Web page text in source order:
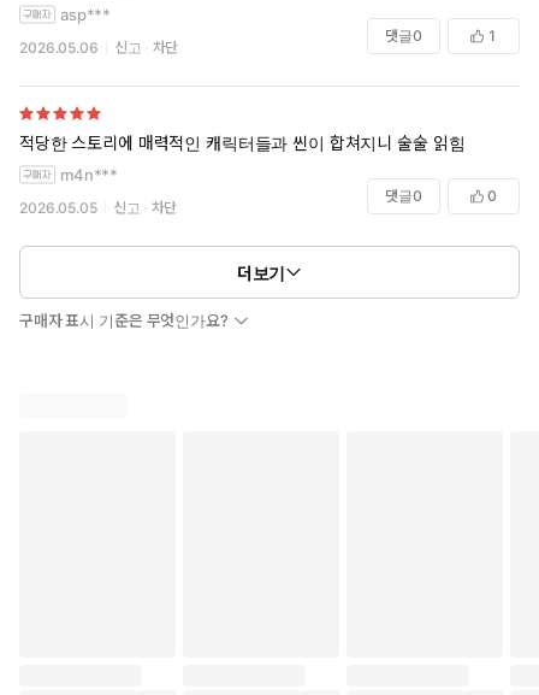
asp***
2026.05.06 신고 차단
댓글0 1
적당한 스토리에 매력적인 캐릭터들과 씬이 합쳐지니 술술 읽힘
m4n***
2026.05.05 신고 차단
댓글0 0
더보기
구매자 표시 기준은 무엇인가요?